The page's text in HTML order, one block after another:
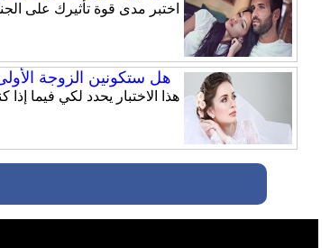
اختبر مدى قوة تأثيرك على
هل ستكونين الزوجة
هذا الاختبار يحدد لكي فيما